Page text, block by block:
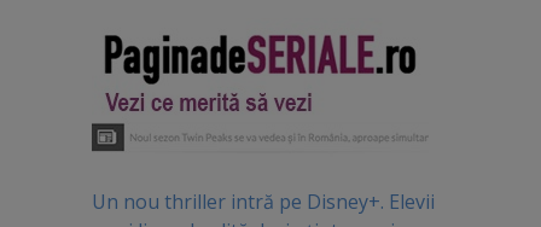
Un nou thriller intră pe Disney+. Elevii